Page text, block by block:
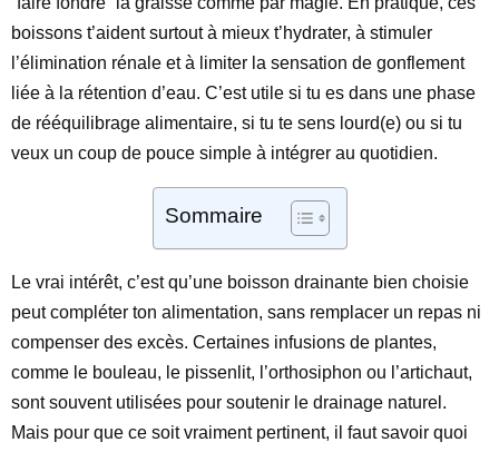
boissons t’aident surtout à mieux t’hydrater, à stimuler
l’élimination rénale et à limiter la sensation de gonflement
liée à la rétention d’eau. C’est utile si tu es dans une phase
de rééquilibrage alimentaire, si tu te sens lourd(e) ou si tu
veux un coup de pouce simple à intégrer au quotidien.
Sommaire
Le vrai intérêt, c’est qu’une boisson drainante bien choisie
peut compléter ton alimentation, sans remplacer un repas ni
compenser des excès. Certaines infusions de plantes,
comme le bouleau, le pissenlit, l’orthosiphon ou l’artichaut,
sont souvent utilisées pour soutenir le drainage naturel.
Mais pour que ce soit vraiment pertinent, il faut savoir quoi